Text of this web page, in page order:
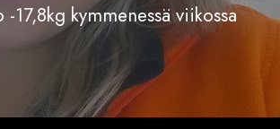
17,8kg kymmenessä viikossa